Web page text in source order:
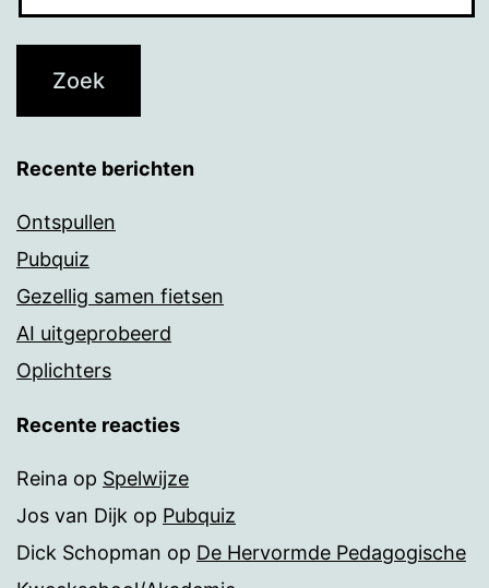
Recente berichten
Ontspullen
Pubquiz
Gezellig samen fietsen
AI uitgeprobeerd
Oplichters
Recente reacties
Reina op Spelwijze
Jos van Dijk op Pubquiz
Dick Schopman op De Hervormde Pedagogische